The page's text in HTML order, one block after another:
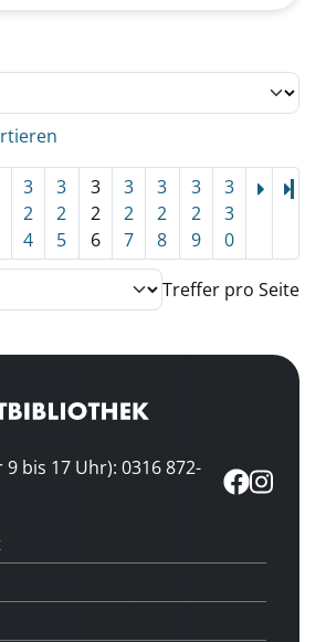
springen
3
2
4
3
2
5
3
2
6
3
2
7
3
2
8
3
2
9
3
3
0
Treffer pro Seite
bis 17 Uhr): 0316 872-